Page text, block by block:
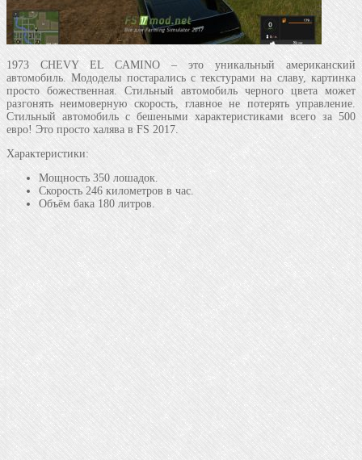
1973 CHEVY EL CAMINO – это уникальный американский
автомобиль. Мододелы постарались с текстурами на славу, картинка
просто божественная. Стильный автомобиль черного цвета может
разгонять неимоверную скорость, главное не потерять управление.
Стильный автомобиль с бешеными характеристиками всего за 500
евро! Это просто халява в FS 2017.
Характеристики:
Мощность 350 лошадок.
Скорость 246 километров в час.
Объём бака 180 литров.